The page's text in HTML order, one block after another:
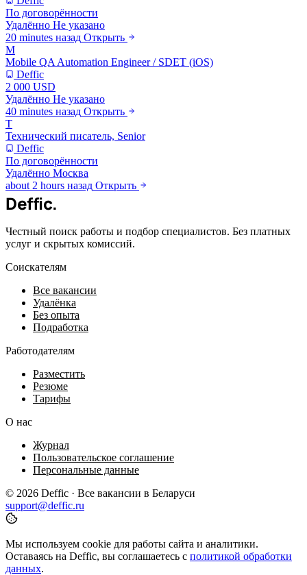
По договорённости
Удалённо Не указано
20 minutes назад Открыть
M
Mobile QA Automation Engineer / SDET (iOS)
Deffic
2 000 USD
Удалённо Не указано
40 minutes назад Открыть
Т
Технический писатель, Senior
Deffic
По договорённости
Удалённо Москва
about 2 hours назад Открыть
Deffic.
Честный поиск работы и подбор специалистов. Без платных
услуг и скрытых комиссий.
Соискателям
Все вакансии
Удалёнка
Без опыта
Подработка
Работодателям
Разместить
Резюме
Тарифы
О нас
Журнал
Пользовательское соглашение
Персональные данные
© 2026 Deffic · Все вакансии в Беларуси
support@deffic.ru
Мы используем cookie для работы сайта и аналитики.
Оставаясь на Deffic, вы соглашаетесь с политикой обработки
данных.